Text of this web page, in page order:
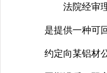
法院经审理
是提供一种可
约定向某铝材